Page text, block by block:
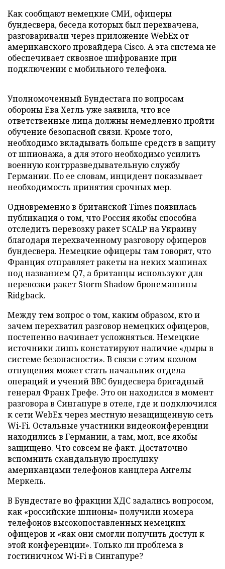
Как сообщают немецкие СМИ, офицеры
бундесвера, беседа которых был перехвачена,
разговаривали через приложение WebEx от
американского провайдера Cisco. А эта система не
обеспечивает сквозное шифрование при
подключении с мобильного телефона.
Уполномоченный Бундестага по вопросам
обороны Ева Хегль уже заявила, что все
ответственные лица должны немедленно пройти
обучение безопасной связи. Кроме того,
необходимо вкладывать больше средств в защиту
от шпионажа, а для этого необходимо усилить
военную контрразведывательную службу
Германии. По ее словам, инцидент показывает
необходимость принятия срочных мер.
Одновременно в британской Times появилась
публикация о том, что Россия якобы способна
отследить перевозку ракет SCALP на Украину
благодаря перехваченному разговору офицеров
бундесвера. Немецкие офицеры там говорят, что
Франция отправляет ракеты на неких машинах
под названием Q7, а британцы используют для
перевозки ракет Storm Shadow бронемашины
Ridgback.
Между тем вопрос о том, каким образом, кто и
зачем перехватил разговор немецких офицеров,
постепенно начинает усложняться. Немецкие
источники лишь констатируют наличие «дыры в
системе безопасности». В связи с этим козлом
отпущения может стать начальник отдела
операций и учений ВВС бундесвера бригадный
генерал Франк Грефе. Это он находился в момент
разговора в Сингапуре в отеле, где и подключился
к сети WebEx через местную незащищенную сеть
Wi-Fi. Остальные участники видеоконференции
находились в Германии, а там, мол, все якобы
защищено. Что совсем не факт. Достаточно
вспомнить скандальную прослушку
американцами телефонов канцлера Ангелы
Меркель.
В Бундестаге во фракции ХДС задались вопросом,
как «российские шпионы» получили номера
телефонов высокопоставленных немецких
офицеров и «как они смогли получить доступ к
этой конференции». Только ли проблема в
гостиничном Wi-Fi в Сингапуре?